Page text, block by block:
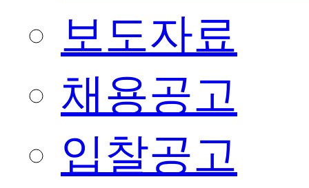
보도자료
채용공고
입찰공고